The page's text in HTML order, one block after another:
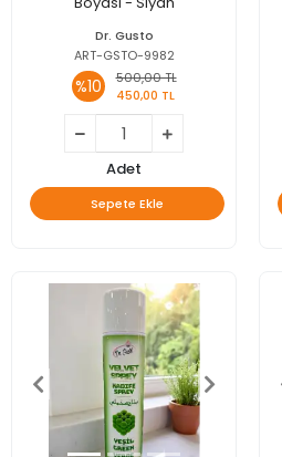
Dr. Gusto
ART-GSTO-9982
%10
500,00 TL
450,00 TL
Adet
Sepete Ekle